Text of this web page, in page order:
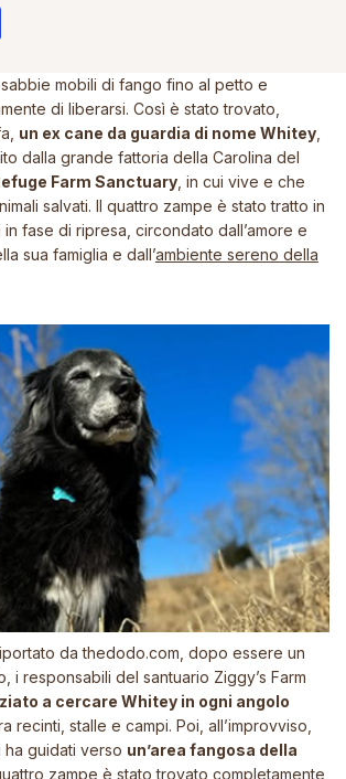
mobili di fango fino al petto e
di liberarsi. Così è stato trovato,
un ex cane da guardia di nome Whitey
dalla grande fattoria della Carolina del
Farm Sanctuary , in cui vive e che
salvati. Il quattro zampe è stato tratto in
fase di ripresa, circondato dall’amore e
sua famiglia e dall’ambiente sereno della
dathedodo.com , dopo essere un
i responsabili del santuario Ziggy’s Farm
a cercare Whitey in ogni angolo
recinti, stalle e campi. Poi, all’improvviso,
guidati verso un’area fangosa della
zampe è stato trovato completamente